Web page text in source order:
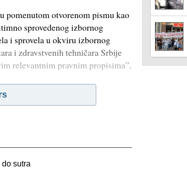
pomenutom otvorenom pismu kao
sprovedenog izbornog
i sprovela u okviru izbornog
i zdravstvenih tehničara Srbije
relevantnim pravnim propisima”,
sutra